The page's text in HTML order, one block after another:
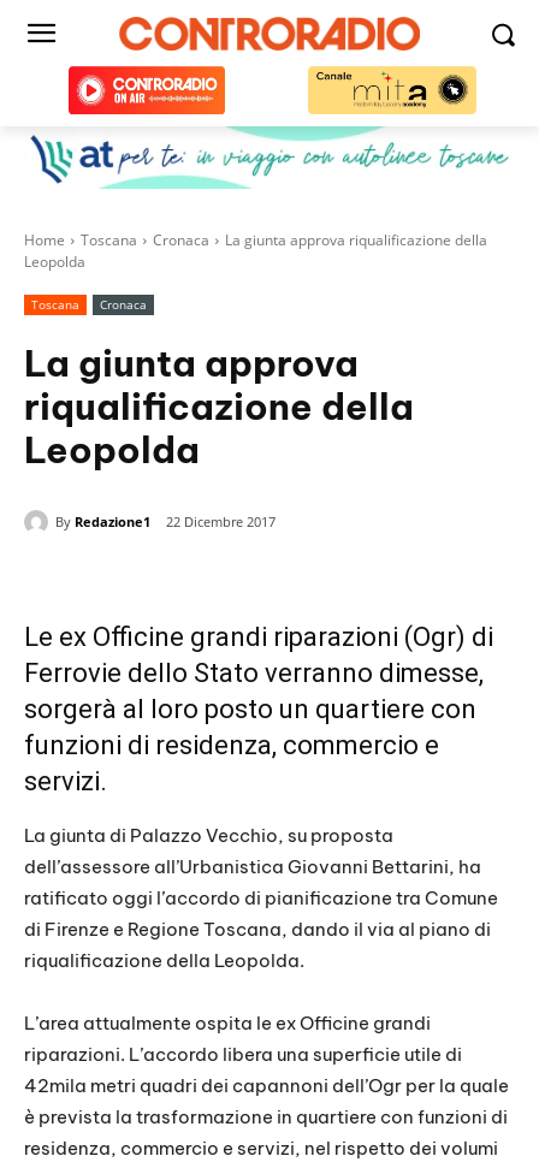
Home Toscana Cronaca
La giunta approva riqualificazione della
Leopolda
Toscana Cronaca
La giunta approva
riqualificazione della
Leopolda
By Redazione1 22 Dicembre 2017
Le ex Officine grandi riparazioni (Ogr) di
Ferrovie dello Stato verranno dimesse,
sorgerà al loro posto un quartiere con
funzioni di residenza, commercio e
servizi.
La giunta di Palazzo Vecchio, su proposta
dell’assessore all’Urbanistica Giovanni Bettarini, ha
ratificato oggi l’accordo di pianificazione tra Comune
di Firenze e Regione Toscana, dando il via al piano di
riqualificazione della Leopolda.
L’area attualmente ospita le ex Officine grandi
riparazioni. L’accordo libera una superficie utile di
42mila metri quadri dei capannoni dell’Ogr per la quale
è prevista la trasformazione in quartiere con funzioni di
residenza, commercio e servizi, nel rispetto dei volumi